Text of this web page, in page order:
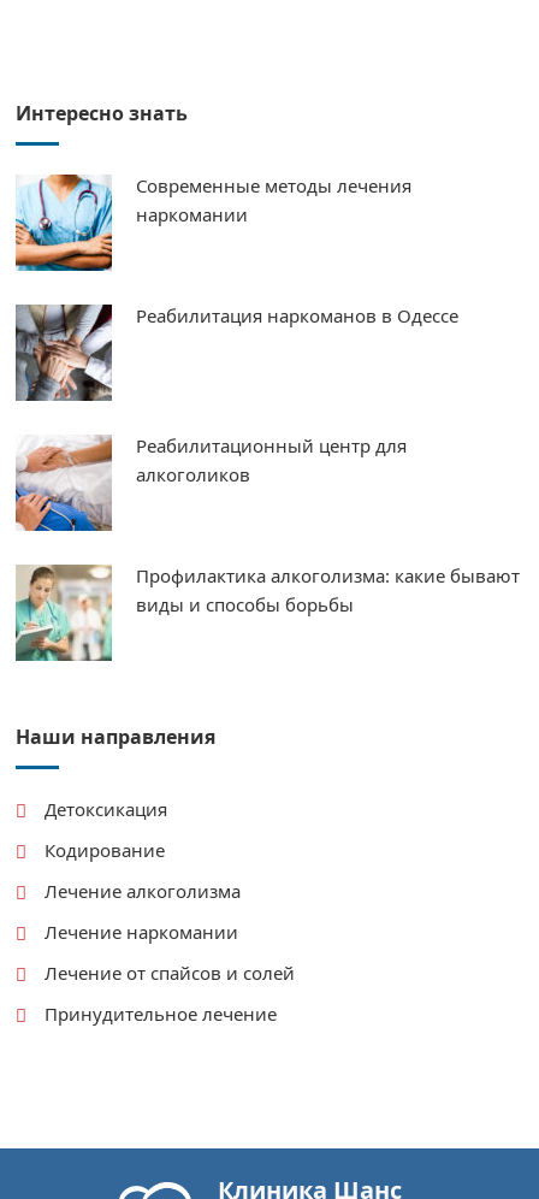
Интересно знать
Современные методы лечения
наркомании
Реабилитация наркоманов в Одессе
Реабилитационный центр для
алкоголиков
Профилактика алкоголизма: какие бывают
виды и способы борьбы
Наши направления
Детоксикация
Кодирование
Лечение алкоголизма
Лечение наркомании
Лечение от спайсов и солей
Принудительное лечение
Клиника Шанс